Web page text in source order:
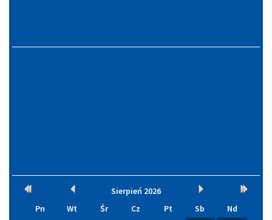
Kalendarium
Rok
Miesiąc
wcześniej
Sierpień 2026
Miesiąc
Rok
Pn Wt Śr Cz Pt Sb Nd